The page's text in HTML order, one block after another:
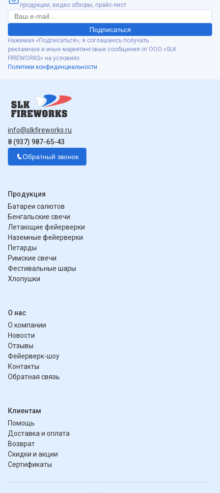
продукции, видео обзоры, прайс-лист
Подписаться
Нажимая «Подписаться», я соглашаюсь получать
рекламные и иные маркетинговые сообщения от ООО «SLK
FIREWORKS» на условиях
Политики конфиденциальности
info@slkfireworks.ru
8 (937) 987-65-43
Обратный звонок
Продукция
Батареи салютов
Бенгальские свечи
Летающие фейерверки
Наземные фейерверки
Петарды
Римские свечи
Фестивальные шары
Хлопушки
О нас
О компании
Новости
Отзывы
Фейерверк-шоу
Контакты
Обратная связь
Клиентам
Помощь
Доставка и оплата
Возврат
Скидки и акции
Сертификаты